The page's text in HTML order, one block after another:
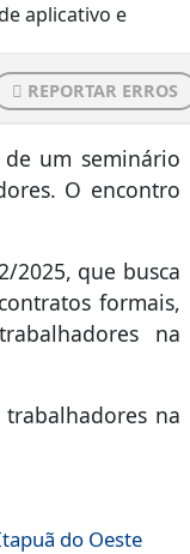
REPORTAR ERROS
um seminário
O encontro
2025, que busca
formais,
na
na
do Oeste